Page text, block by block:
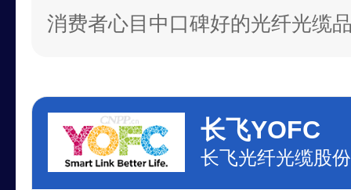
消费者心目中口碑好的光纤光缆
长飞YOFC
长飞光纤光缆股